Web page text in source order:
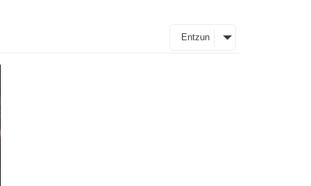
Entzun